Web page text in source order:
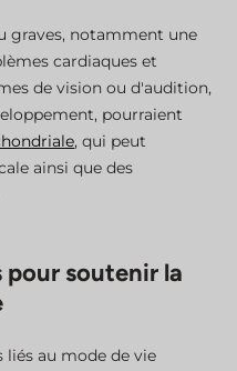
graves, notamment une
cardiaques et
de vision ou d'audition,
pourraient
, qui peut
ainsi que des
soutenir la
au mode de vie